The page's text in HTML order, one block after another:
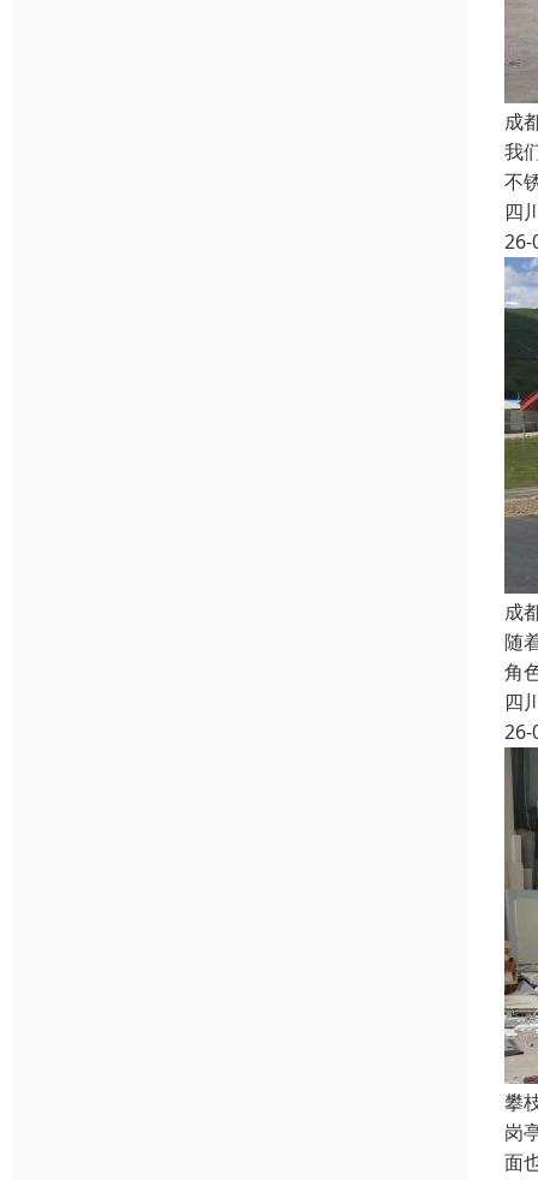
成
我
不
四
26-
成
随
角
四
26-
攀
岗
面